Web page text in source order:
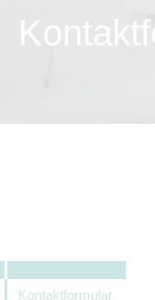
Kontaktformular